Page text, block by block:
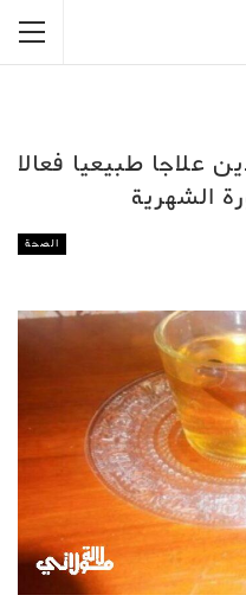
علاجا طبيعيا فعالا
الشهرية
الصحة